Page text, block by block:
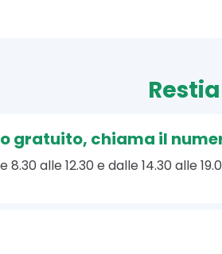
gratuito, chiama il
alle 12.30 e dalle 14.30 alle